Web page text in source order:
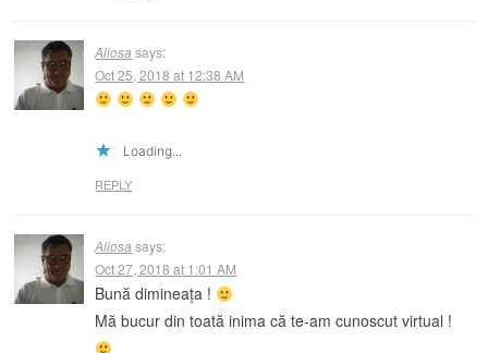
Aliosa says:
Oct 25, 2018 at 12:38 AM
Loading...
REPLY
Aliosa says:
Oct 27, 2018 at 1:01 AM
Bună dimineața !
Mă bucur din toată inima că te-am cunoscut virtual !